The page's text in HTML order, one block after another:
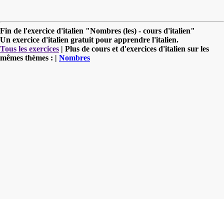
Fin de l'exercice d'italien "Nombres (les) - cours d'italien"
Un exercice d'italien gratuit pour apprendre l'italien.
Tous les exercices | Plus de cours et d'exercices d'italien sur les
mêmes thèmes : | Nombres